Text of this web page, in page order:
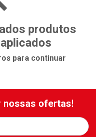
produtos
para continuar
nossas ofertas!